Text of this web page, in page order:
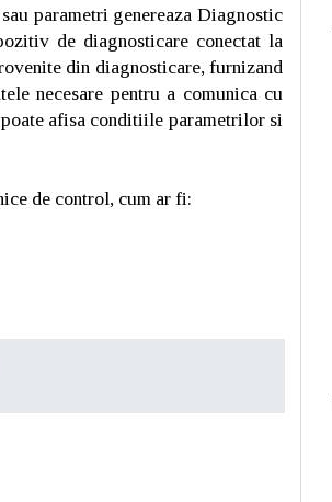
parametri genereaza Diagnostic
de diagnosticare conectat la
din diagnosticare, furnizand
necesare pentru a comunica cu
afisa conditiile parametrilor si
de control, cum ar fi: